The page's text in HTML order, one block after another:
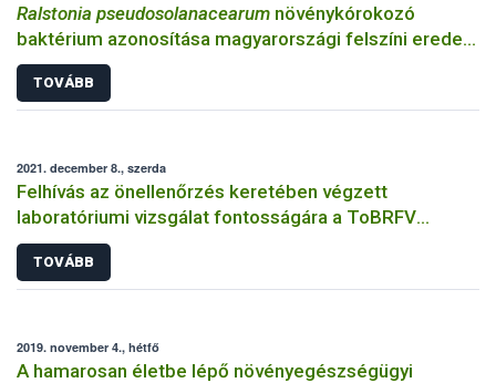
Ralstonia pseudosolanacearum növénykórokozó
baktérium azonosítása magyarországi felszíni eredetű
öntözővíz mintákból
TOVÁBB
2021. december 8., szerda
Felhívás az önellenőrzés keretében végzett
laboratóriumi vizsgálat fontosságára a ToBRFV
fertőzés megelőzése érdekében
TOVÁBB
2019. november 4., hétfő
A hamarosan életbe lépő növényegészségügyi